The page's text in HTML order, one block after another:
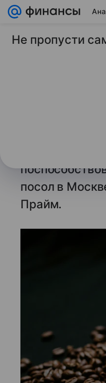
18 августа 2025
Индонезия
на
ожидаемое
посол в
Прайм.
Не пропусти